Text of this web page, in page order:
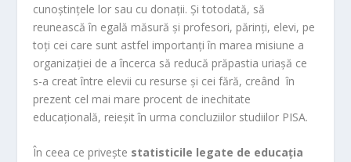
cunoștințele lor sau cu donații. Și totodată, să
reunească în egală măsură și profesori, părinți, elevi, pe
toți cei care sunt astfel importanți în marea misiune a
organizației de a încerca să reducă prăpastia uriașă ce
s-a creat între elevii cu resurse și cei fără, creând în
prezent cel mai mare procent de inechitate
educațională, reieșit în urma concluziilor studiilor PISA.
În ceea ce privește statisticile legate de educația